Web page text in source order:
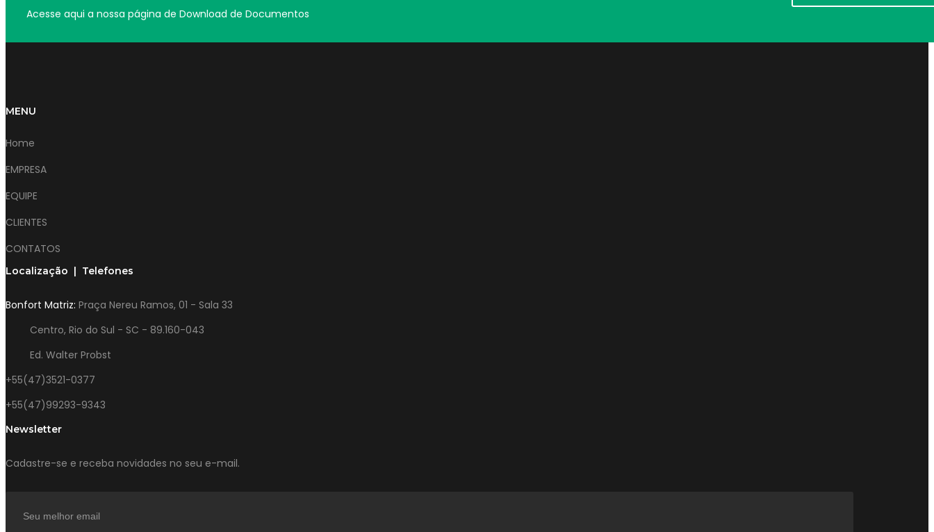
Acesse aqui a nossa página de Download de Documentos
MENU
Home
EMPRESA
EQUIPE
CLIENTES
CONTATOS
Localização | Telefones
Bonfort Matriz: Praça Nereu Ramos, 01 - Sala 33
Centro, Rio do Sul - SC - 89.160-043
Ed. Walter Probst
+55(47)3521-0377
+55(47)99293-9343
Newsletter
Cadastre-se e receba novidades no seu e-mail.